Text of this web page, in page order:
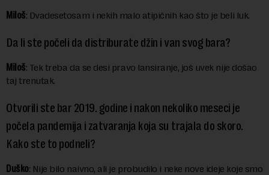
Miloš: Dvadesetosam i nekih malo atipičnih kao što je beli luk.
Da li ste počeli da distriburate džin i van svog bara?
Miloš: Tek treba da se desi pravo lansiranje, još uvek nije došao
taj trenutak.
Otvorili ste bar 2019. godine i nakon nekoliko meseci je
počela pandemija i zatvaranja koja su trajala do skoro.
Kako ste to podneli?
Duško: Nije bilo naivno, ali je probudilo i neke nove ideje koje smo